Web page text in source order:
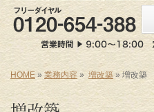
HOME » 業務内容 » 増改築» 増改築